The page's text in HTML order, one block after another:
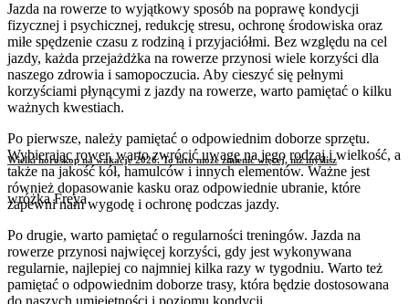
Wielki horoskop na wakacje 2026. To lato może zmienić więcej, niż myślisz
wróżka Freya
Jazda na rowerze to wyjątkowy sposób na poprawę kondycji
fizycznej i psychicznej, redukcję stresu, ochronę środowiska oraz
miłe spędzenie czasu z rodziną i przyjaciółmi. Bez względu na cel
jazdy, każda przejażdżka na rowerze przynosi wiele korzyści dla
naszego zdrowia i samopoczucia. Aby cieszyć się pełnymi
korzyściami płynącymi z jazdy na rowerze, warto pamiętać o kilku
ważnych kwestiach.
Po pierwsze, należy pamiętać o odpowiednim doborze sprzętu.
Wybierając rower, warto zwrócić uwagę na jego rodzaj i wielkość, a
także na jakość kół, hamulców i innych elementów. Ważne jest
również dopasowanie kasku oraz odpowiednie ubranie, które
zapewni nam wygodę i ochronę podczas jazdy.
Po drugie, warto pamiętać o regularności treningów. Jazda na
rowerze przynosi najwięcej korzyści, gdy jest wykonywana
regularnie, najlepiej co najmniej kilka razy w tygodniu. Warto też
pamiętać o odpowiednim doborze trasy, która będzie dostosowana